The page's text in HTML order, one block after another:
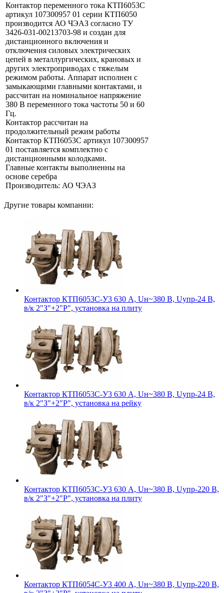
Контактор переменного тока КТП6053С
артикул 107300957 01 серии КТП6050
производится АО ЧЭАЗ согласно ТУ
3426-031-00213703-98 и создан для
дистанционного включения и
отключения силовых электрических
цепей в металлургических, крановых и
других электроприводах с тяжелым
режимом работы. Аппарат исполнен c
замыкающими главными контактами, и
рассчитан на номинальное напряжение
380 В переменного тока частоты 50 и 60
Гц.
Контактор рассчитан на
продолжительный режим работы
Контактор КТП6053С артикул 107300957
01 поставляется комплектно с
дистанционными колодками.
Главные контакты выполненны на
основе серебра
Производитель: АО ЧЭАЗ
Другие товары компании:
Контактор КТП6053С-У3 630 А, Uн~380 В, Uупр-24 В,
в/к 2"З"+2"Р", установка на плиту
Контактор КТП6053С-У3 630 А, Uн~380 В, Uупр-24 В,
в/к 2"З"+2"Р", установка на рейку
Контактор КТП6053С-У3 630 А, Uн~380 В, Uупр-220 В,
в/к 2"З"+2"Р", установка на плиту
Контактор КТП6054С-У3 400 А, Uн~380 В, Uупр-220 В,